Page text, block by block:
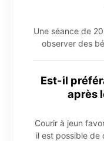
Une séance de
observer des
Est-il
après
Courir à jeun
il est possible de